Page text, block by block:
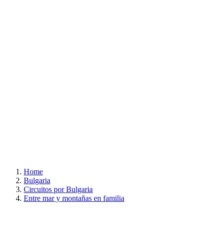
Home
Bulgaria
Circuitos por Bulgaria
Entre mar y montañas en familia